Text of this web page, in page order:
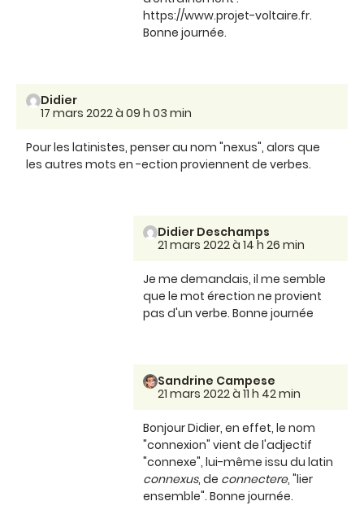
https://www.projet-voltaire.fr.
Bonne journée.
Didier
17 mars 2022 à 09 h 03 min
Pour les latinistes, penser au nom "nexus", alors que
les autres mots en -ection proviennent de verbes.
Didier Deschamps
21 mars 2022 à 14 h 26 min
Je me demandais, il me semble
que le mot érection ne provient
pas d'un verbe. Bonne journée
Sandrine Campese
21 mars 2022 à 11 h 42 min
Bonjour Didier, en effet, le nom
"connexion" vient de l'adjectif
"connexe", lui-même issu du latin
connexus, de connectere, "lier
ensemble". Bonne journée.